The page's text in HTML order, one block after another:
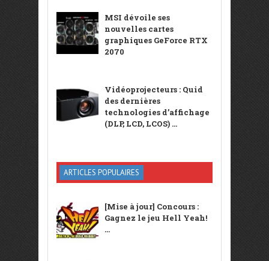
MSI dévoile ses
nouvelles cartes
graphiques GeForce RTX
2070
Vidéoprojecteurs : Quid
des dernières
technologies d’affichage
(DLP, LCD, LCOS) ...
ARTICLES POPULAIRES
[Mise à jour] Concours :
Gagnez le jeu Hell Yeah!
...